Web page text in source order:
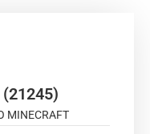
MINECRAFT